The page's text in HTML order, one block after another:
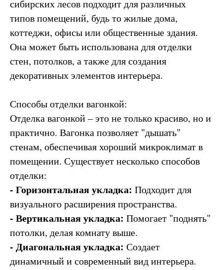
сибирских лесов подходит для различных
типов помещений, будь то жилые дома,
коттеджи, офисы или общественные здания.
Она может быть использована для отделки
стен, потолков, а также для создания
декоративных элементов интерьера.
Способы отделки вагонкой:
Отделка вагонкой – это не только красиво, но и
практично. Вагонка позволяет "дышать"
стенам, обеспечивая хороший микроклимат в
помещении. Существует несколько способов
отделки:
- Горизонтальная укладка: Подходит для
визуального расширения пространства.
- Вертикальная укладка: Помогает "поднять"
потолки, делая комнату выше.
- Диагональная укладка: Создает
динамичный и современный вид интерьера.